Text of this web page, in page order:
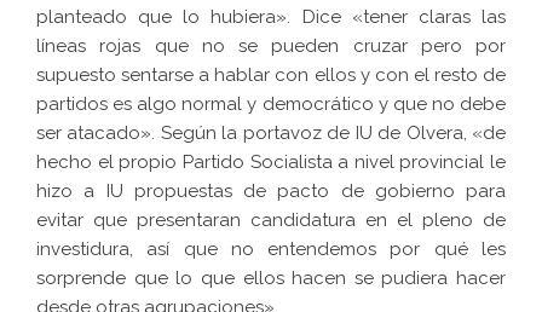
planteado que lo hubiera». Dice «tener claras las
líneas rojas que no se pueden cruzar pero por
supuesto sentarse a hablar con ellos y con el resto de
partidos es algo normal y democrático y que no debe
ser atacado». Según la portavoz de IU de Olvera, «de
hecho el propio Partido Socialista a nivel provincial le
hizo a IU propuestas de pacto de gobierno para
evitar que presentaran candidatura en el pleno de
investidura, así que no entendemos por qué les
sorprende que lo que ellos hacen se pudiera hacer
desde otras agrupaciones».